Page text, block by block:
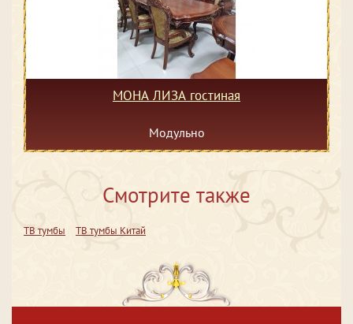
МОНА ЛИЗА гостиная
Модульно
Смотрите также
ТВ тумбы ТВ тумбы Китай